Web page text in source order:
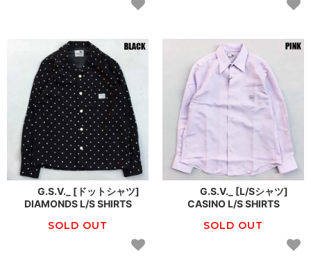
G.S.V._ [ドットシャツ]
DIAMONDS L/S SHIRTS
SOLD OUT
G.S.V._ [L/Sシャツ]
CASINO L/S SHIRTS
SOLD OUT